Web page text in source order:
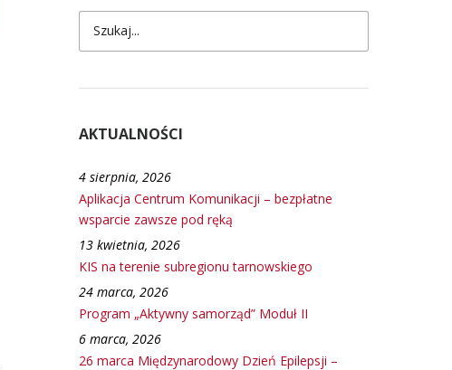
AKTUALNOŚCI
Aplikacja Centrum Komunikacji – bezpłatne
wsparcie zawsze pod ręką
4 sierpnia, 2026
KIS na terenie subregionu tarnowskiego
13 kwietnia, 2026
Program „Aktywny samorząd” Moduł II
24 marca, 2026
26 marca Międzynarodowy Dzień Epilepsji –
6 marca, 2026